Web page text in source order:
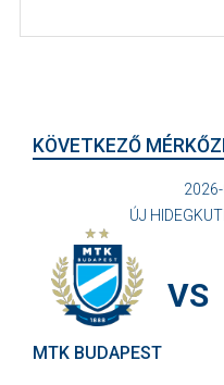
KÖVETKEZŐ
ÚJ
MTK BUDAPEST
VS